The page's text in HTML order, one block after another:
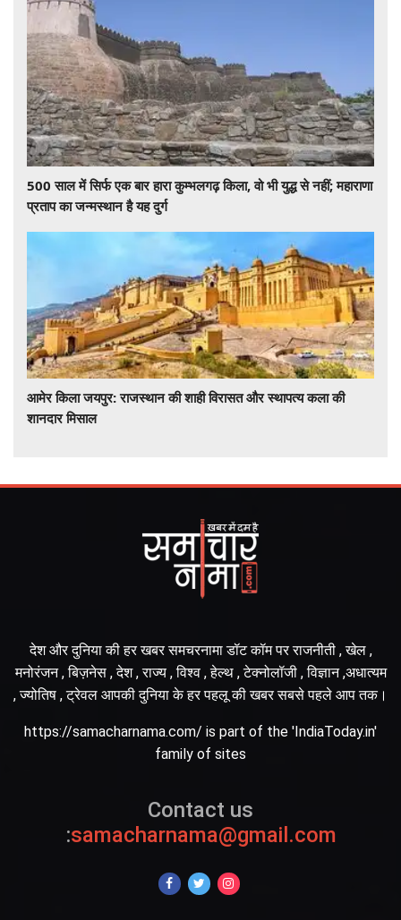
500 साल में सिर्फ एक बार हारा कुम्भलगढ़ किला, वो भी युद्ध से नहीं; महाराणा
प्रताप का जन्मस्थान है यह दुर्ग
आमेर किला जयपुर: राजस्थान की शाही विरासत और स्थापत्य कला की
शानदार मिसाल
देश और दुनिया की हर खबर समचरनामा डॉट कॉम पर राजनीती , खेल ,
मनोरंजन , बिज़नेस , देश , राज्य , विश्व , हेल्थ , टेक्नोलॉजी , विज्ञान ,अधात्यम
, ज्योतिष , ट्रेवल आपकी दुनिया के हर पहलू की खबर सबसे पहले आप तक।
https://samacharnama.com/ is part of the 'IndiaToday.in'
family of sites
Contact us
:samacharnama@gmail.com